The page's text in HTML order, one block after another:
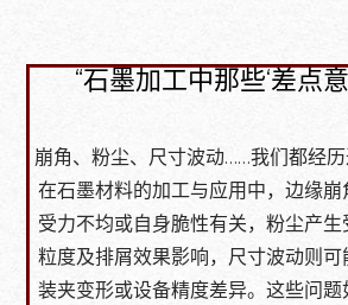
“石墨加工中那些‘差点
崩角、粉尘、尺寸波动……我们都经历
在石墨材料的加工与应用中，边缘
受力不均或自身脆性有关，粉尘产
粒度及排屑效果影响，尺寸波动则可
装夹变形或设备精度差异。这些问